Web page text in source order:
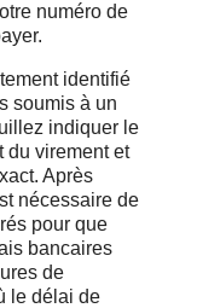
numéro de
identifié
soumis à un
indiquer le
du virement et
Après
nécessaire de
pour que
bancaires
de
le délai de